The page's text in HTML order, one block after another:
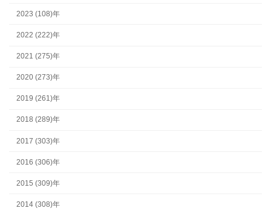
2023 (108)年
2022 (222)年
2021 (275)年
2020 (273)年
2019 (261)年
2018 (289)年
2017 (303)年
2016 (306)年
2015 (309)年
2014 (308)年